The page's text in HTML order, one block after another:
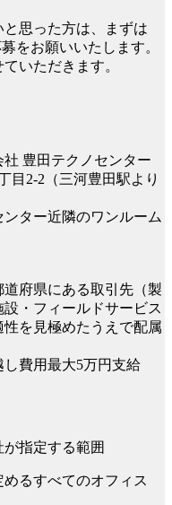
思った方は、まずは
をお願いいたします。
いただきます。
豊田テクノセンター
目2-2（三河豊田駅より
ンター近隣のワンルーム
道府県にある取引先（製
・フィールドサービス
を見極めたうえで配属
し費用最大5万円支給
指定する範囲
るすべてのオフィス